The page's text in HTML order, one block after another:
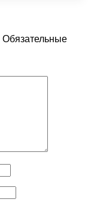
Обязательные